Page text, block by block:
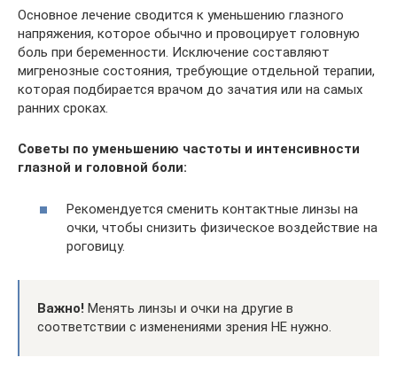
Основное лечение сводится к уменьшению глазного
напряжения, которое обычно и провоцирует головную
боль при беременности. Исключение составляют
мигренозные состояния, требующие отдельной терапии,
которая подбирается врачом до зачатия или на самых
ранних сроках.
Советы по уменьшению частоты и интенсивности
глазной и головной боли:
Рекомендуется сменить контактные линзы на
очки, чтобы снизить физическое воздействие на
роговицу.
Важно! Менять линзы и очки на другие в
соответствии с изменениями зрения НЕ нужно.